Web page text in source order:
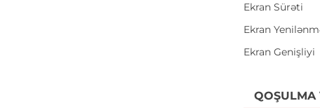
Ekran Sürəti
Ekran
Ekran Genişliyi
QOŞULMA